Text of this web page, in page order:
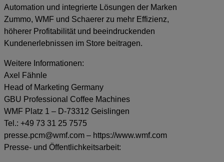
Automation und integrierte Lösungen der Marken
Zummo, WMF und Schaerer zu mehr Effizienz,
höherer Profitabilität und beeindruckenden
Kundenerlebnissen im Store beitragen.
Weitere Informationen:
Axel Fähnle
Head of Marketing Germany
GBU Professional Coffee Machines
WMF Platz 1 – D-73312 Geislingen
Tel.: +49 73 31 25 7575
presse.pcm@wmf.com – https://www.wmf.com
Presse- und Öffentlichkeitsarbeit: